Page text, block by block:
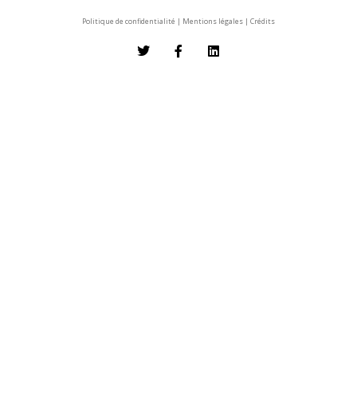
Politique de confidentialité | Mentions légales | Crédits